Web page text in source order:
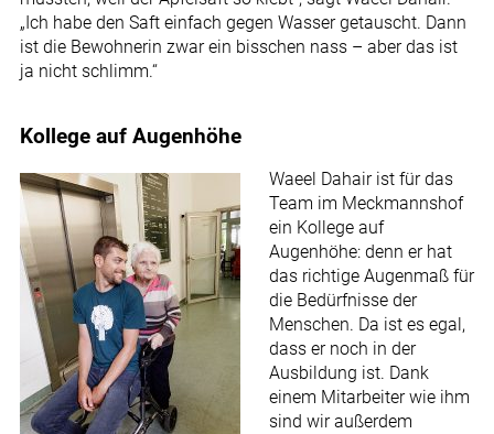
„Ich habe den Saft einfach gegen Wasser getauscht. Dann
ist die Bewohnerin zwar ein bisschen nass – aber das ist
ja nicht schlimm.“
Kollege auf Augenhöhe
Waeel Dahair ist für das
Team im Meckmannshof
ein Kollege auf
Augenhöhe: denn er hat
das richtige Augenmaß für
die Bedürfnisse der
Menschen. Da ist es egal,
dass er noch in der
Ausbildung ist. Dank
einem Mitarbeiter wie ihm
sind wir außerdem